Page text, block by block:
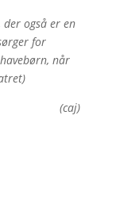
også er en
for
når
(caj)